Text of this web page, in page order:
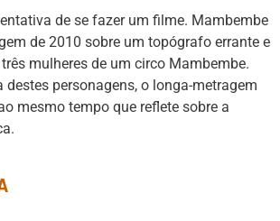
de se fazer um filme. Mambembe
de 2010 sobre um topógrafo errante e
mulheres de um circo Mambembe.
destes personagens, o longa-metragem
mesmo tempo que reflete sobre a